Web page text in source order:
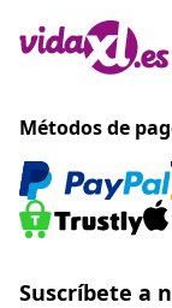
Métodos de
Suscríbete a